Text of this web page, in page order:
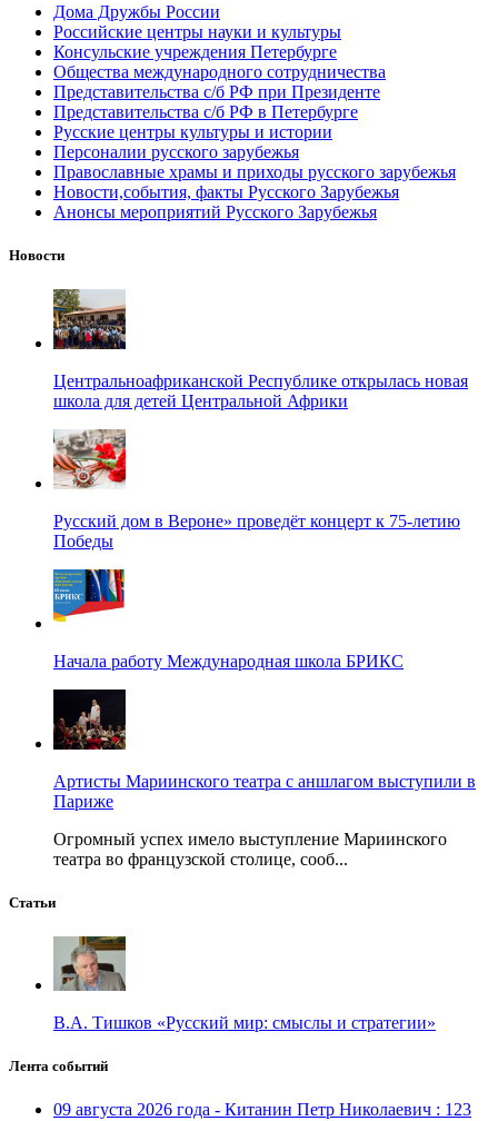
Дома Дружбы России
Российские центры науки и культуры
Консульские учреждения Петербурге
Общества международного сотрудничества
Представительства с/б РФ при Президенте
Представительства с/б РФ в Петербурге
Русские центры культуры и истории
Персоналии русского зарубежья
Православные храмы и приходы русского зарубежья
Новости,события, факты Русского Зарубежья
Анонсы мероприятий Русского Зарубежья
Новости
Центральноафриканской Республике открылась новая
школа для детей Центральной Африки
Русский дом в Вероне» проведёт концерт к 75-летию
Победы
Начала работу Международная школа БРИКС
Артисты Мариинского театра с аншлагом выступили в
Париже
Огромный успех имело выступление Мариинского
театра во французской столице, сооб...
Статьи
В.А. Тишков «Русский мир: смыслы и стратегии»
Лента событий
09 августа 2026 года - Китанин Петр Николаевич : 123